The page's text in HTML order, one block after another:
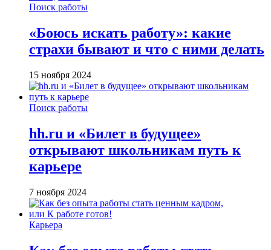
Поиск работы
«Боюсь искать работу»: какие
страхи бывают и что с ними делать
15 ноября 2024
Поиск работы
hh.ru и «Билет в будущее»
открывают школьникам путь к
карьере
7 ноября 2024
Карьера